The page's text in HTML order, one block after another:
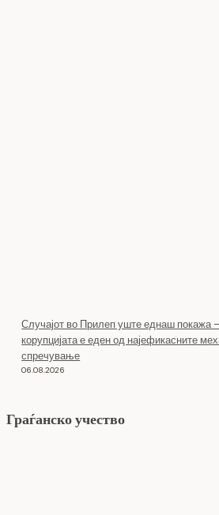
Случајот во Прилеп уште еднаш покажа
корупцијата е еден од најефикасните
спречување
06.08.2026
Граѓанско учество